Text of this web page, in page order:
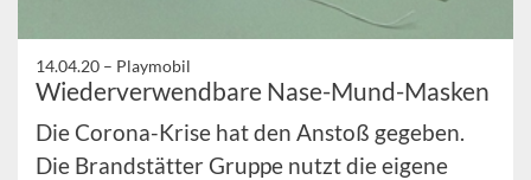
14.04.20 – Playmobil
Wiederverwendbare Nase-Mund-Masken
Die Corona-Krise hat den Anstoß gegeben.
Die Brandstätter Gruppe nutzt die eigene